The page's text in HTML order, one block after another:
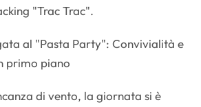
"Trac Trac".
al "Pasta Party": Convivialità e
primo piano
di vento, la giornata si è